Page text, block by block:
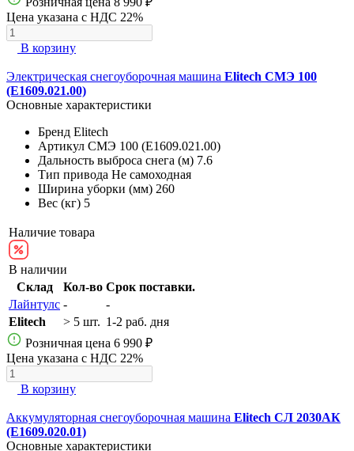
Цена указана с НДС 22%
В корзину
Электрическая снегоуборочная машина Elitech СМЭ 100
(E1609.021.00)
Основные характеристики
Бренд Elitech
Артикул СМЭ 100 (E1609.021.00)
Дальность выброса снега (м) 7.6
Тип привода Не самоходная
Ширина уборки (мм) 260
Вес (кг) 5
Наличие товара
В наличии
Склад
Кол-во Срок поставки.
Лайнтулс -
-
Elitech
> 5 шт. 1-2 раб. дня
Розничная цена 6 990 ₽
Цена указана с НДС 22%
В корзину
Аккумуляторная снегоуборочная машина Elitech СЛ 2030АК
(E1609.020.01)
Основные характеристики